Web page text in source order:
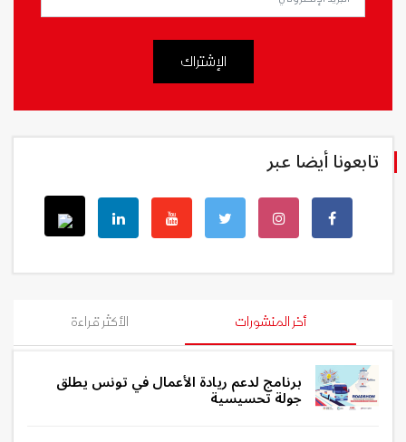
الإشتراك
تابعونا أيضا عبر
أخر المنشورات الأكثر قراءة
برنامج لدعم ريادة الأعمال في تونس يطلق
جولة تحسيسية